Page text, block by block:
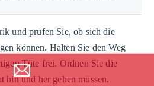
und prüfen Sie, ob sich die
können. Halten Sie den Weg
Tüte frei. Ordnen Sie die
hin und her gehen müssen.